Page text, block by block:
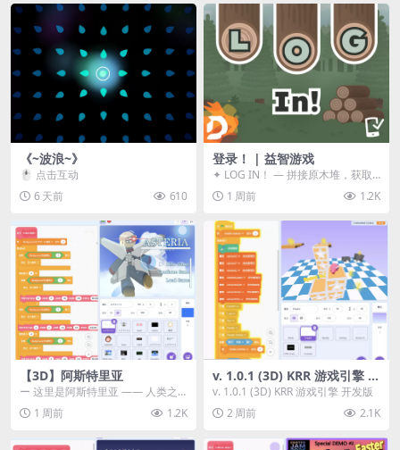
《~波浪~》
🖱️ 点击互动
6 天前
610
登录！ | 益智游戏
✦ LOG IN！ — 拼接原木堆，获取
分数！ ᑕ☲◎ ᑕ☲◎ ᑕ☲◎ ᑕ☲◎ ...
1 周前 1.2K
【3D】阿斯特里亚
ー 这里是阿斯特里亚 —— 人类之
罪与未来希望交汇之地 📖 游戏简
介 《阿斯特里...
1 周前 1.2K
v. 1.0.1 (3D) KRR 游戏引擎 开
发版
v. 1.0.1 (3D) KRR 游戏引擎 开发版
2 周前
2.1K